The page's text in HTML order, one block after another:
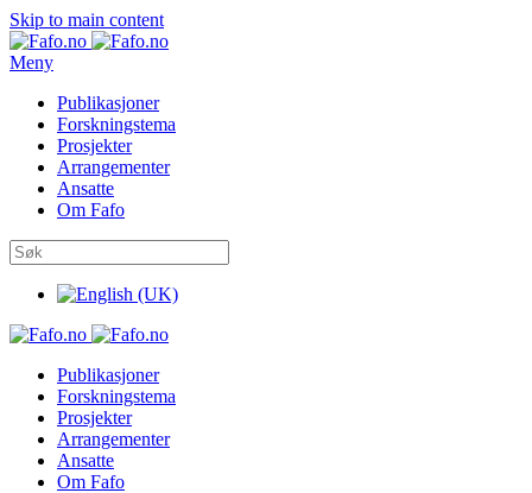
Skip to main content
Meny
Publikasjoner
Forskningstema
Prosjekter
Arrangementer
Ansatte
Om Fafo
Publikasjoner
Forskningstema
Prosjekter
Arrangementer
Ansatte
Om Fafo